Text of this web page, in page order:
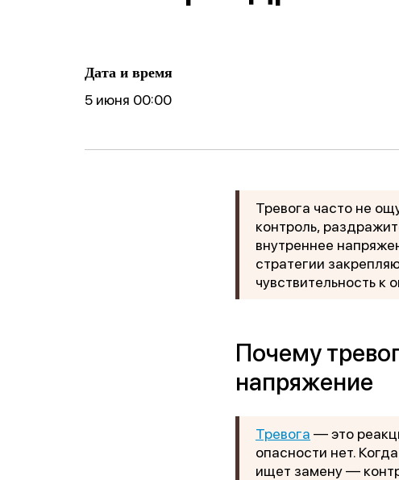
Дата и время
5 июня 00:00
Тревога часто не
контроль,
внутреннее
стратегии
чувствительность к
Почему
напряжение
Тревога — это
опасности нет.
ищет замену —